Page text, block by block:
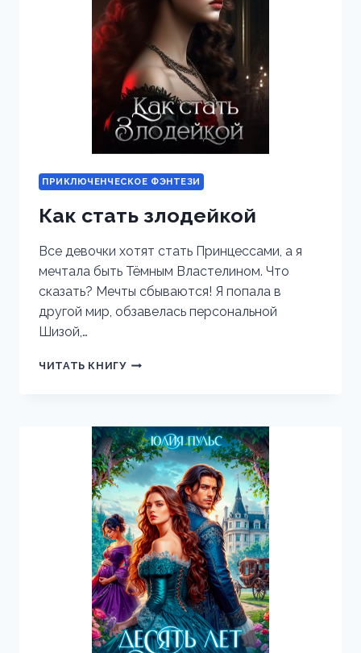
ПРИКЛЮЧЕНЧЕСКОЕ ФЭНТЕЗИ
Как стать злодейкой
Все девочки хотят стать Принцессами, а я
мечтала быть Тёмным Властелином. Что
сказать? Мечты сбываются! Я попала в
другой мир, обзавелась персональной
Шизой,…
ЧИТАТЬ КНИГУКАК